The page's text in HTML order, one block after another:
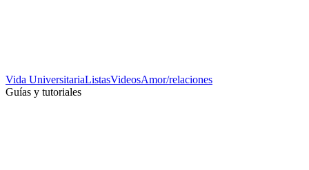
Vida UniversitariaListasVideosAmor/relaciones
Guías y tutoriales